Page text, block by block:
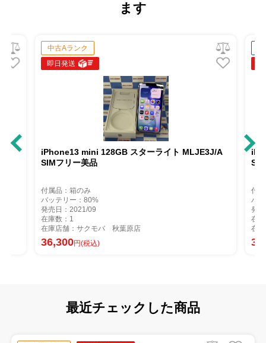
ます
中古Aランク
即日発送
iPhone13 mini 128GB スターライト MLJE3J/A
SIMフリー美品
付属品：箱のみ
バッテリー：80%
発売日：2021/09
在庫数：1
在庫店舗：サクモバ 秋葉原店
36,300円(税込)
付属品：
バッテリ
発売日：
在庫数：1
在庫店
31,500
最近チェックした商品